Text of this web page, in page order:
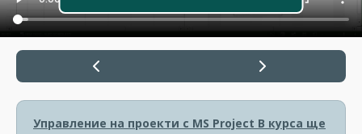
Управление на проекти с MS Project В курса ще